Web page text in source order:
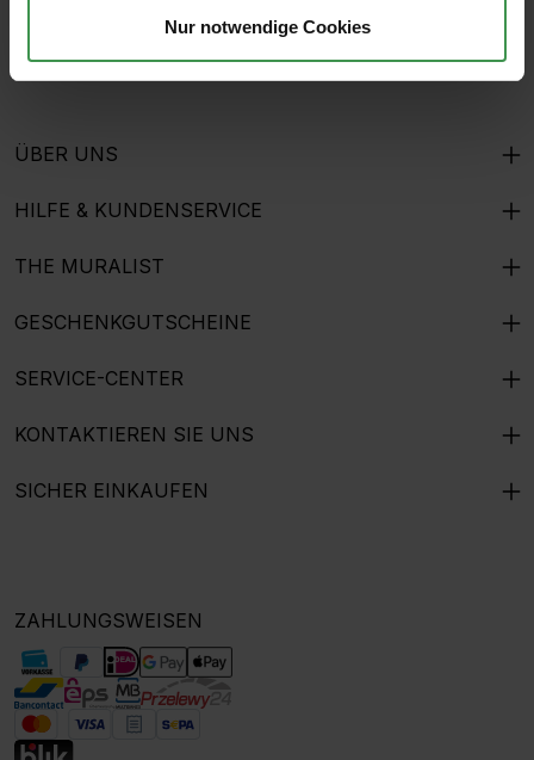
Nur notwendige Cookies
einverstanden.
ÜBER UNS
HILFE & KUNDENSERVICE
THE MURALIST
GESCHENKGUTSCHEINE
SERVICE-CENTER
KONTAKTIEREN SIE UNS
SICHER EINKAUFEN
ZAHLUNGSWEISEN